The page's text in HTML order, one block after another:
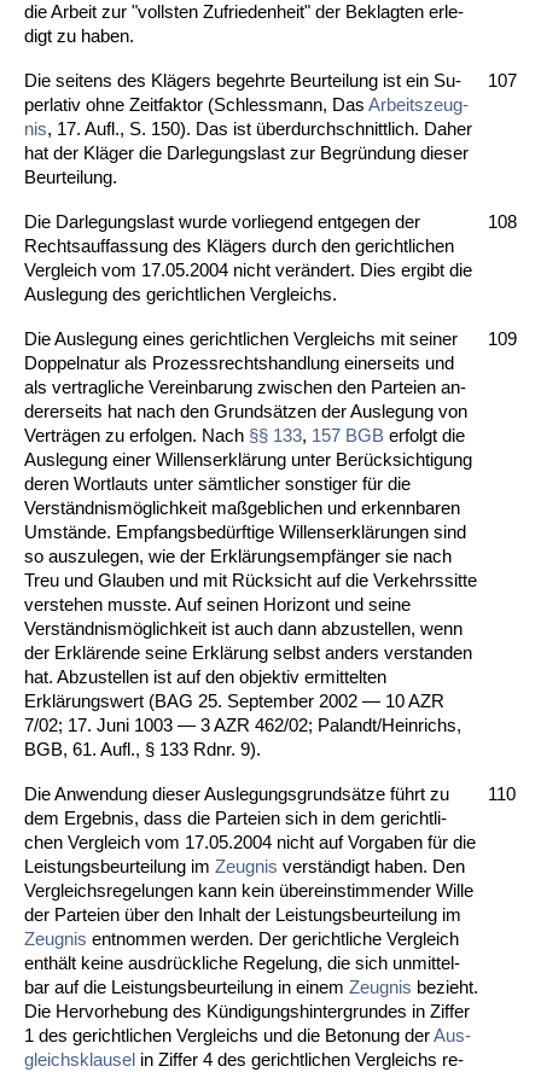
die Ar­beit zur "volls­ten Zu­frie­den­heit" der Be­klag­ten er­le­
digt zu ha­ben.
Die sei­tens des Klägers be­gehr­te Be­ur­tei­lung ist ein Su­
per­la­tiv oh­ne Zeit­fak­tor (Sch­less­mann, Das Ar­beits­zeug­
nis, 17. Aufl., S. 150). Das ist über­durch­schnitt­lich. Da­her
hat der Kläger die Dar­le­gungs­last zur Be­gründung die­ser
Be­ur­tei­lung.
107
Die Dar­le­gungs­last wur­de vor­lie­gend ent­ge­gen der
Rechts­auf­fas­sung des Klägers durch den ge­richt­li­chen
Ver­gleich vom 17.05.2004 nicht verändert. Dies er­gibt die
Aus­le­gung des ge­richt­li­chen Ver­gleichs.
108
Die Aus­le­gung ei­nes ge­richt­li­chen Ver­gleichs mit sei­ner
Dop­pel­na­tur als Pro­zess­rechts­hand­lung ei­ner­seits und
als ver­trag­li­che Ver­ein­ba­rung zwi­schen den Par­tei­en an­
de­rer­seits hat nach den Grundsätzen der Aus­le­gung von
Verträgen zu er­fol­gen. Nach §§ 133, 157 BGB er­folgt die
Aus­le­gung ei­ner Wil­lens­erklärung un­ter Berück­sich­ti­gung
de­ren Wort­lauts un­ter sämt­li­cher sons­ti­ger für die
Verständ­nismöglich­keit maßgeb­li­chen und er­kenn­ba­ren
Umstände. Emp­fangs­bedürf­ti­ge Wil­lens­erklärun­gen sind
so aus­zu­le­gen, wie der Erklärungs­empfänger sie nach
Treu und Glau­ben und mit Rück­sicht auf die Ver­kehrs­sit­te
ver­ste­hen muss­te. Auf sei­nen Ho­ri­zont und sei­ne
Verständ­nismöglich­keit ist auch dann ab­zu­stel­len, wenn
der Erklären­de sei­ne Erklärung selbst an­ders ver­stan­den
hat. Ab­zu­stel­len ist auf den ob­jek­tiv er­mit­tel­ten
Erklärungs­wert (BAG 25. Sep­tem­ber 2002 — 10 AZR
7/02; 17. Ju­ni 1003 — 3 AZR 462/02; Pa­landt/Hein­richs,
BGB, 61. Aufl., § 133 Rd­nr. 9).
109
Die An­wen­dung die­ser Aus­le­gungs­grundsätze führt zu
dem Er­geb­nis, dass die Par­tei­en sich in dem ge­richt­li­
chen Ver­gleich vom 17.05.2004 nicht auf Vor­ga­ben für die
Leis­tungs­be­ur­tei­lung im Zeug­nis verständigt ha­ben. Den
Ver­gleichs­re­ge­lun­gen kann kein übe­rein­stim­men­der Wil­le
der Par­tei­en über den In­halt der Leis­tungs­be­ur­tei­lung im
Zeug­nis ent­nom­men wer­den. Der ge­richt­li­che Ver­gleich
enthält kei­ne aus­drück­li­che Re­ge­lung, die sich un­mit­tel­
bar auf die Leis­tungs­be­ur­tei­lung in ei­nem Zeug­nis be­zieht.
Die Her­vor­he­bung des Kündi­gungs­hin­ter­grun­des in Zif­fer
1 des ge­richt­li­chen Ver­gleichs und die Be­to­nung derAus­
gleichs­klau­sel in Zif­fer 4 des ge­richt­li­chen Ver­gleichs re­
110